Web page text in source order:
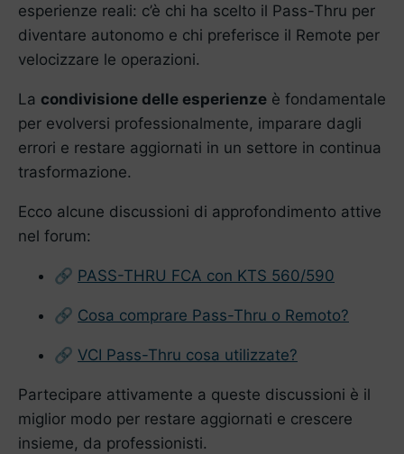
esperienze reali: c’è chi ha scelto il Pass-Thru per
diventare autonomo e chi preferisce il Remote per
velocizzare le operazioni.
La condivisione delle esperienze è fondamentale
per evolversi professionalmente, imparare dagli
errori e restare aggiornati in un settore in continua
trasformazione.
Ecco alcune discussioni di approfondimento attive
nel forum:
🔗 PASS-THRU FCA con KTS 560/590
🔗 Cosa comprare Pass-Thru o Remoto?
🔗 VCI Pass-Thru cosa utilizzate?
Partecipare attivamente a queste discussioni è il
miglior modo per restare aggiornati e crescere
insieme, da professionisti.